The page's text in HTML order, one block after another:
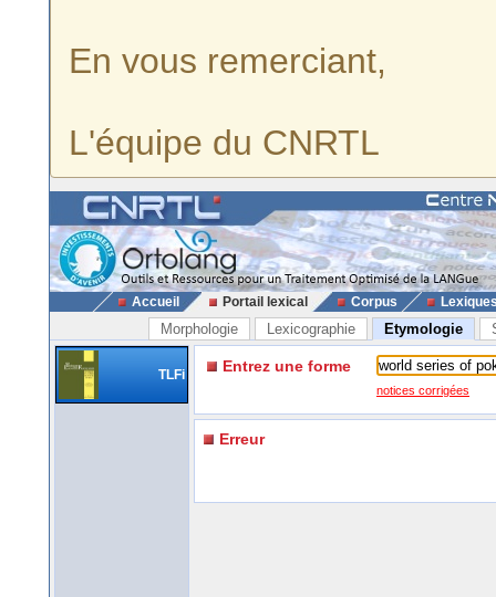
En vous remerciant,
L'équipe du CNRTL
Accueil Portail lexical Corpus
Morphologie Lexicographie Etymologie
TLFi Entrez une forme
notices corrigées
Erreur